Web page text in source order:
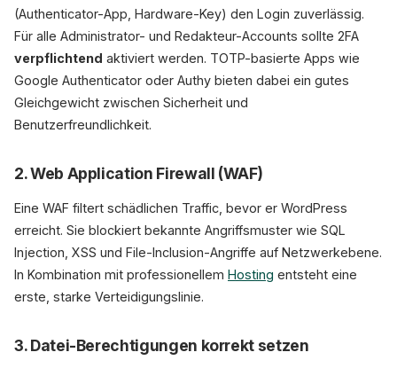
(Authenticator-App, Hardware-Key) den Login zuverlässig.
Für alle Administrator- und Redakteur-Accounts sollte 2FA
verpflichtend aktiviert werden. TOTP-basierte Apps wie
Google Authenticator oder Authy bieten dabei ein gutes
Gleichgewicht zwischen Sicherheit und
Benutzerfreundlichkeit.
2. Web Application Firewall (WAF)
Eine WAF filtert schädlichen Traffic, bevor er WordPress
erreicht. Sie blockiert bekannte Angriffsmuster wie SQL
Injection, XSS und File-Inclusion-Angriffe auf Netzwerkebene.
In Kombination mit professionellem Hosting entsteht eine
erste, starke Verteidigungslinie.
3. Datei-Berechtigungen korrekt setzen